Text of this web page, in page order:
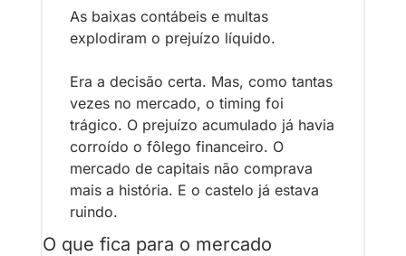
As baixas contábeis e multas
explodiram o prejuízo líquido.
Era a decisão certa. Mas, como tantas
vezes no mercado, o timing foi
trágico. O prejuízo acumulado já havia
corroído o fôlego financeiro. O
mercado de capitais não comprava
mais a história. E o castelo já estava
ruindo.
O que fica para o mercado